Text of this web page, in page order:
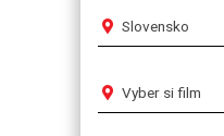
Slovensko
Vyber si film